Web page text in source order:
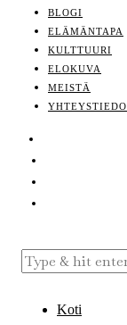
BLOGI
ELÄMÄNTAPA
KULTTUURI
ELOKUVA
MEISTÄ
Koti